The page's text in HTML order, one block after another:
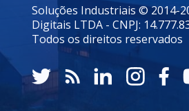
Soluções Industriais © 2014-
Digitais LTDA - CNPJ:
Todos os direitos reservados